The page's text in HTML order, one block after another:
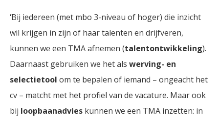
‘Bij iedereen (met mbo 3-niveau of hoger) die inzicht
wil krijgen in zijn of haar talenten en drijfveren,
kunnen we een TMA afnemen (talentontwikkeling).
Daarnaast gebruiken we het als werving- en
selectietool om te bepalen of iemand – ongeacht het
cv – matcht met het profiel van de vacature. Maar ook
bij loopbaanadvies kunnen we een TMA inzetten: in